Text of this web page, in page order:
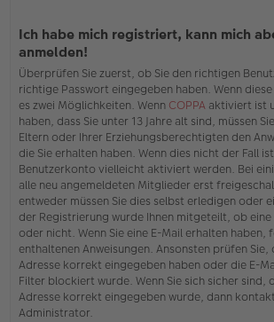
Ich habe mich registriert, kann mich
anmelden!
Überprüfen Sie zuerst, ob Sie den richtigen
richtige Passwort eingegeben haben. Wenn
es zwei Möglichkeiten. Wenn COPPA aktiviert ist
haben, dass Sie unter 13 Jahre alt sind, müssen
Eltern oder Ihrer Erziehungsberechtigten den
die Sie erhalten haben. Wenn dies nicht der Fall
Benutzerkonto vielleicht aktiviert werden. Bei
alle neu angemeldeten Mitglieder erst
entweder müssen Sie dies selbst erledigen oder
der Registrierung wurde Ihnen mitgeteilt, ob
oder nicht. Wenn Sie eine E-Mail erhalten haben,
enthaltenen Anweisungen. Ansonsten prüfen Sie,
Adresse korrekt eingegeben haben oder die E-
Filter blockiert wurde. Wenn Sie sich sicher sind,
Adresse korrekt eingegeben wurde, dann
Administrator.